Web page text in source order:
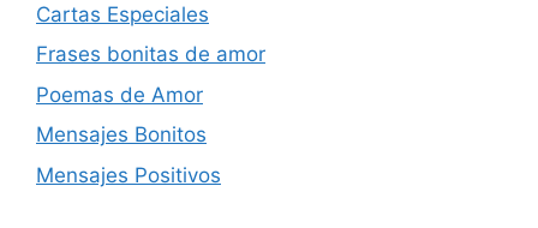
Cartas Especiales
Frases bonitas de amor
Poemas de Amor
Mensajes Bonitos
Mensajes Positivos